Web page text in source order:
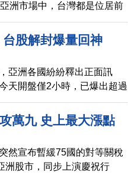
洲市場中，台灣都是位居前
易所董事長林修銘認為，
股解封爆量回神
亞洲各國紛紛釋出正面訊
天開盤僅2小時，已爆出超過
預估成交量超過6千億，讓
萬九 史上最大漲點
然宣布暫緩75國的對等關稅
洲股市，同步上演慶祝行